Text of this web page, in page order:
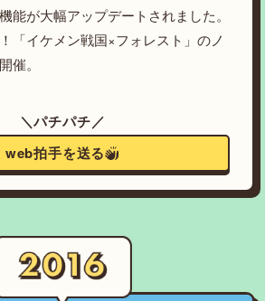
能が大幅アップデートされました。
「イケメン戦国×フォレスト」のノ
催。
＼パチパチ／
web拍手を送る